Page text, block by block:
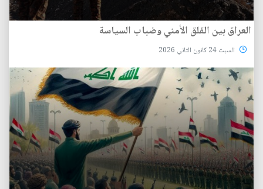
العراق بين القلق الأمني وضباب السياسة
السبت 24 كانون الثاني 2026